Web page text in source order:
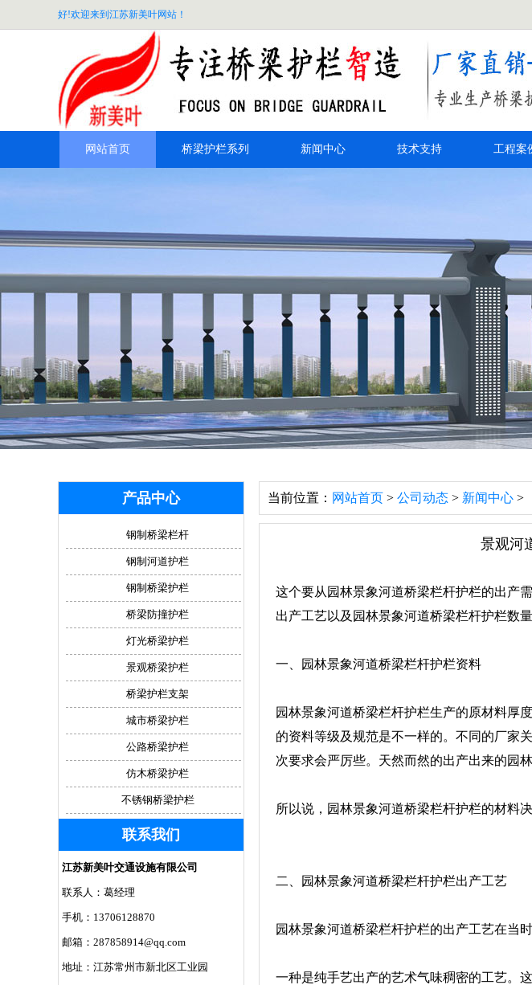
好!欢迎来到江苏新美叶网站！
网站首页 桥梁护栏系列 新闻中心 技术支持 工程案
当前位置： 网站首页 > 公司动态 > 新闻中心 >
景观河
这个要从园林景象河道桥梁栏杆护栏的出产
出产工艺以及园林景象河道桥梁栏杆护栏数
一、园林景象河道桥梁栏杆护栏资料
园林景象河道桥梁栏杆护栏生产的原材料厚
的资料等级及规范是不一样的。不同的厂家
次要求会严厉些。天然而然的出产出来的园
所以说，园林景象河道桥梁栏杆护栏的材料
二、园林景象河道桥梁栏杆护栏出产工艺
园林景象河道桥梁栏杆护栏的出产工艺在当
一种是纯手艺出产的艺术气味稠密的工艺。
产品中心
钢制桥梁栏杆
钢制河道护栏
钢制桥梁护栏
桥梁防撞护栏
灯光桥梁护栏
景观桥梁护栏
桥梁护栏支架
城市桥梁护栏
公路桥梁护栏
仿木桥梁护栏
不锈钢桥梁护栏
联系我们
江苏新美叶交通设施有限公司
联系人：葛经理
手机：13706128870
邮箱：287858914@qq.com
地址：江苏常州市新北区工业园